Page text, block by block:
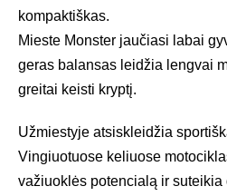
kompaktiškas.
Mieste Monster jaučiasi labai
geras balansas leidžia lengvai
greitai keisti kryptį.
Užmiestyje atsiskleidžia
Vingiuotuose keliuose
važiuoklės potencialą ir